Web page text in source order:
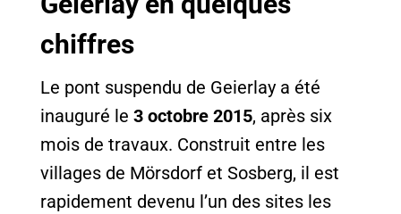
chiffres
Le pont suspendu de Geierlay a été
inauguré le 3 octobre 2015, après six
mois de travaux. Construit entre les
villages de Mörsdorf et Sosberg, il est
rapidement devenu l’un des sites les